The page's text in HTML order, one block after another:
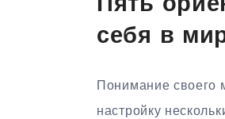
Пять
себя в
Понимание своего
настройку